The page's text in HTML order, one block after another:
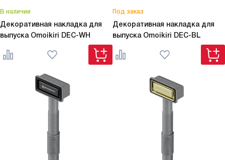
В наличии
Декоративная накладка для
выпуска Omoikiri DEC-WH
Под заказ
Декоративная накладка для
выпуска Omoikiri DEC-BL